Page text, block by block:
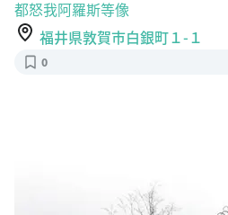
都怒我阿羅斯等像
福井県敦賀市白銀町１-１
0